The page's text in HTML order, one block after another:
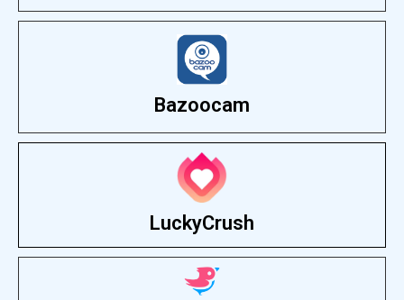
Bazoocam
LuckyCrush